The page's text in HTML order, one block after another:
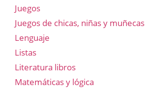
Juegos
Juegos de chicas, niñas y muñecas
Lenguaje
Listas
Literatura libros
Matemáticas y lógica